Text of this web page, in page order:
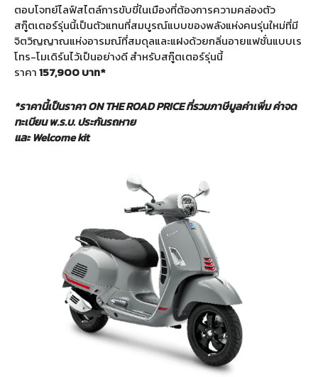
ตอบโจทย์ไลฟ์สไตล์การขับขี่ในเมืองที่ต้องการความคล่องตัว
สกู๊ตเตอร์รุ่นนี้เป็นตัวแทนที่สมบูรณ์แบบของพลังแห่งคนรุ่นใหม่ที่มี
จิตวิญญาณแห่งอารมณ์ที่สมดุลและแฝงด้วยกลิ่นอายแฟชั่นแบบเร
โทร-โมเดิร์นไว้เป็นอย่างดี สำหรับสกู๊ตเตอร์รุ่นนี้
ราคา157,900 บาท*
*ราคานี้เป็นราคาON THE ROAD PRICE ที่รวมภาษีมูลค่าเพิ่ม ค่าจด
ทะเบียน พ.ร.บ. ประกันรถหาย
และ Welcome kit